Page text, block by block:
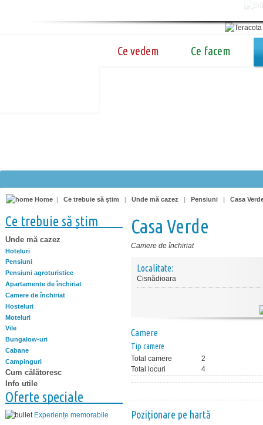
Ce vedem Ce facem
Home | Ce trebuie să știm | Unde mă cazez | Pensiuni | Casa
Ce trebuie să știm
Unde mă cazez
Hoteluri
Pensiuni
Pensiuni agroturistice
Apartamente de închiriat
Camere de închiriat
Hosteluri
Moteluri
Vile
Bungalow-uri
Cabane
Campinguri
Cum călătoresc
Info utile
Oferte speciale
Experiențe memorabile
Casa Verde
Camere de închiriat
Localitate:
Cisnădioara
Camere
Tip camere
Total camere
2
Total locuri
4
Poziţionare pe hartă